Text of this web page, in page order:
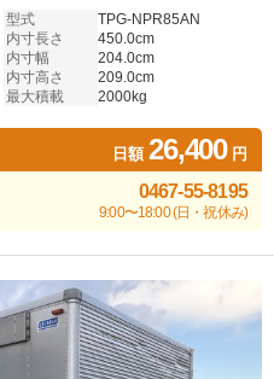
型式
TPG-NPR85AN
内寸長さ
450.0cm
内寸幅
204.0cm
内寸高さ
209.0cm
最大積載
2000kg
日額26,400円
0467-55-8195
9:00〜18:00 (日・祝休み)